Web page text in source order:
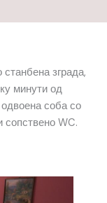
зграда,
минути од
соба со
сопствено WC.